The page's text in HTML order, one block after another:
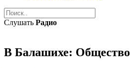
Слушать Радио
В Балашихе: Общество